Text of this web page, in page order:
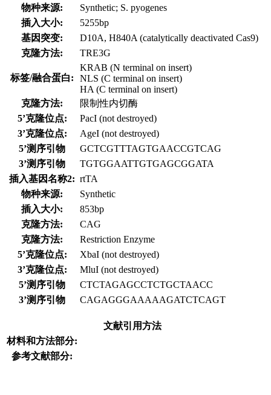
物种来源:
Synthetic; S. pyogenes
插入大小:
5255bp
基因突变:
D10A, H840A (catalytically deactivated Cas9)
克隆方法:
TRE3G
标签/融合蛋白:
KRAB (N terminal on insert)
NLS (C terminal on insert)
HA (C terminal on insert)
克隆方法:
限制性内切酶
5’克隆位点:
PacI (not destroyed)
3’克隆位点:
AgeI (not destroyed)
5’测序引物
GCTCGTTTAGTGAACCGTCAG
3’测序引物
TGTGGAATTGTGAGCGGATA
插入基因名称2: rtTA
物种来源:
Synthetic
插入大小:
853bp
克隆方法:
CAG
克隆方法:
Restriction Enzyme
5’克隆位点:
XbaI (not destroyed)
3’克隆位点:
MluI (not destroyed)
5’测序引物
CTCTAGAGCCTCTGCTAACC
3’测序引物
CAGAGGGAAAAAGATCTCAGT
文献引用方法
材料和方法部分:
参考文献部分: